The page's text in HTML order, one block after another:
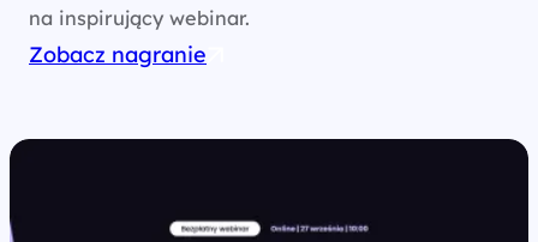
na inspirujący webinar.
Zobacz nagranie